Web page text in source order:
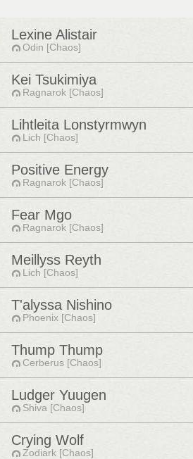
Lexine Alistair
Odin [Chaos]
Kei Tsukimiya
Ragnarok [Chaos]
Lihtleita Lonstyrmwyn
Lich [Chaos]
Positive Energy
Ragnarok [Chaos]
Fear Mgo
Ragnarok [Chaos]
Meillyss Reyth
Lich [Chaos]
T'alyssa Nishino
Phoenix [Chaos]
Thump Thump
Cerberus [Chaos]
Ludger Yuugen
Shiva [Chaos]
Crying Wolf
Zodiark [Chaos]